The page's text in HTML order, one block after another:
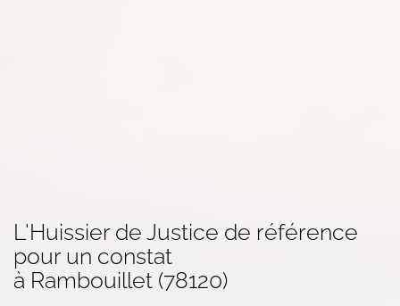
L'Huissier de Justice de référence
pour un constat
à Rambouillet (78120)